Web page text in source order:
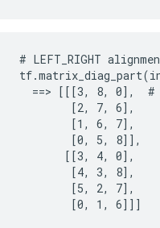
# LEFT_RIGHT
  ==> [[[3, 8, 0],  #
        [2, 7, 6],
        [1, 6, 7],
        [0, 5, 8]],
       [[3, 4, 0],
        [4, 3, 8],
        [5, 2, 7],
        [0, 1, 6]]]